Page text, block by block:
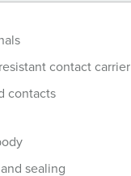
contact carrier
contacts
sealing